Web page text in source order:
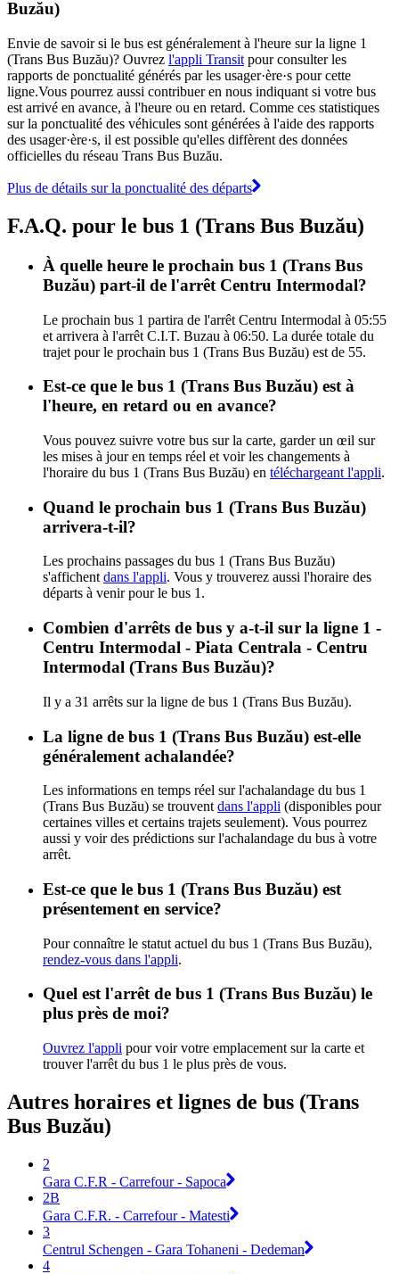
Buzău)
Envie de savoir si le bus est généralement à l'heure sur la ligne 1
(Trans Bus Buzău)? Ouvrez l'appli Transit pour consulter les
rapports de ponctualité générés par les usager·ère·s pour cette
ligne.Vous pourrez aussi contribuer en nous indiquant si votre bus
est arrivé en avance, à l'heure ou en retard. Comme ces statistiques
sur la ponctualité des véhicules sont générées à l'aide des rapports
des usager·ère·s, il est possible qu'elles diffèrent des données
officielles du réseau Trans Bus Buzău.
Plus de détails sur la ponctualité des départs
F.A.Q. pour le bus 1 (Trans Bus Buzău)
À quelle heure le prochain bus 1 (Trans Bus
Buzău) part-il de l'arrêt Centru Intermodal?
Le prochain bus 1 partira de l'arrêt Centru Intermodal à 05:55
et arrivera à l'arrêt C.I.T. Buzau à 06:50. La durée totale du
trajet pour le prochain bus 1 (Trans Bus Buzău) est de 55.
Est-ce que le bus 1 (Trans Bus Buzău) est à
l'heure, en retard ou en avance?
Vous pouvez suivre votre bus sur la carte, garder un œil sur
les mises à jour en temps réel et voir les changements à
l'horaire du bus 1 (Trans Bus Buzău) en téléchargeant l'appli.
Quand le prochain bus 1 (Trans Bus Buzău)
arrivera-t-il?
Les prochains passages du bus 1 (Trans Bus Buzău)
s'affichent dans l'appli. Vous y trouverez aussi l'horaire des
départs à venir pour le bus 1.
Combien d'arrêts de bus y a-t-il sur la ligne 1 -
Centru Intermodal - Piata Centrala - Centru
Intermodal (Trans Bus Buzău)?
Il y a 31 arrêts sur la ligne de bus 1 (Trans Bus Buzău).
La ligne de bus 1 (Trans Bus Buzău) est-elle
généralement achalandée?
Les informations en temps réel sur l'achalandage du bus 1
(Trans Bus Buzău) se trouvent dans l'appli (disponibles pour
certaines villes et certains trajets seulement). Vous pourrez
aussi y voir des prédictions sur l'achalandage du bus à votre
arrêt.
Est-ce que le bus 1 (Trans Bus Buzău) est
présentement en service?
Pour connaître le statut actuel du bus 1 (Trans Bus Buzău),
rendez-vous dans l'appli.
Quel est l'arrêt de bus 1 (Trans Bus Buzău) le
plus près de moi?
Ouvrez l'appli pour voir votre emplacement sur la carte et
trouver l'arrêt du bus 1 le plus près de vous.
Autres horaires et lignes de bus (Trans
Bus Buzău)
2
Gara C.F.R - Carrefour - Sapoca
2B
Gara C.F.R. - Carrefour - Matesti
3
Centrul Schengen - Gara Tohaneni - Dedeman
4